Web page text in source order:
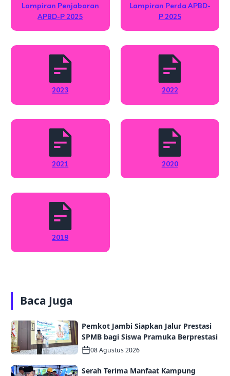
Lampiran Penjabaran
APBD-P 2025
Lampiran Perda APBD-
P 2025
2023 2022
2021 2020
2019
Baca Juga
Pemkot Jambi Siapkan Jalur Prestasi
SPMB bagi Siswa Pramuka Berprestasi
08 Agustus 2026
Serah Terima Manfaat Kampung